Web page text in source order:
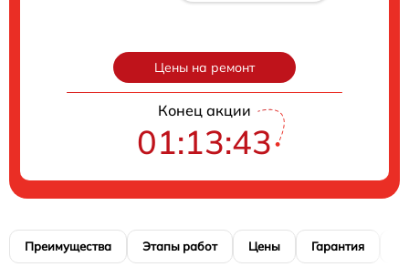
Цены на ремонт
Конец акции
01:13:42
Преимущества Этапы работ Цены Гарантия